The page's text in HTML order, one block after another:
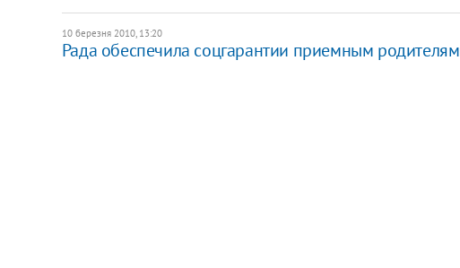
10 березня 2010, 13:20
Рада обеспечила соцгарантии приемным родителям